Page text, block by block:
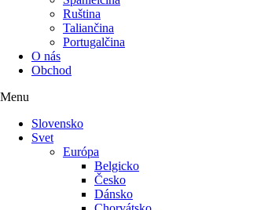
Ruština
Taliančina
Portugalčina
O nás
Obchod
Menu
Slovensko
Svet
Európa
Belgicko
Česko
Dánsko